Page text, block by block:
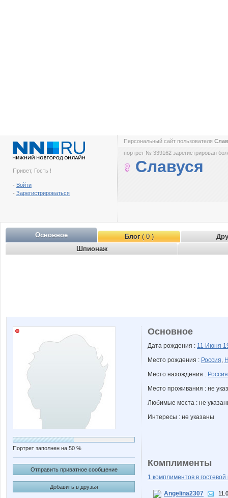
Привет, Гость !
- Войти
- Зарегистрироваться
Персональный сайт пользователя
портрет № 339162 зарегистрирован
Славуся
Основное Блог( 0 )
Шпионаж
Портрет заполнен на 50 %
Отправить приватное сообщение
Добавить в друзья
Основное
Дата рождения : 11 Июня
Место рождения : Россия,
Место нахождения : Россия
Место проживания : не
Любимые места : не
Интересы : не указаны
Комплименты
1 комплиментов в гостевой
Angelina2307